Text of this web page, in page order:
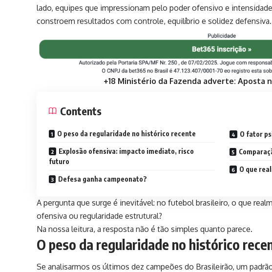
lado, equipes que impressionam pelo poder ofensivo e
constroem resultados com controle, equilíbrio e solidez defensiva.
+18 Ministério da Fazenda adverte: Aposta
Contents
O peso da regularidade no histórico recente
Explosão ofensiva: impacto imediato, risco
futuro
Defesa ganha campeonato?
O fator
O que
A pergunta que surge é inevitável: no futebol brasileiro, o que
ofensiva ou regularidade estrutural?
Na nossa leitura, a resposta não é tão simples quanto parece.
O peso da regularidade no histórico
Se analisarmos os últimos dez campeões do Brasileirão, um